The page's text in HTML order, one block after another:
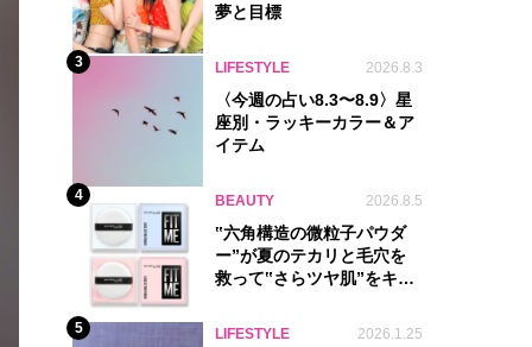
夢と目標
3 LIFESTYLE 2026.8.3
〈今週の占い8.3〜8.9〉星
座別・ラッキーカラー＆ア
イテム
4 BEAUTY 2026.8.5
‟六角構造の微粒子パウダ
ー”が夏のテカリと毛穴を
救って‟さらツヤ肌”をキー
5 LIFESTYLE 2026.1.25